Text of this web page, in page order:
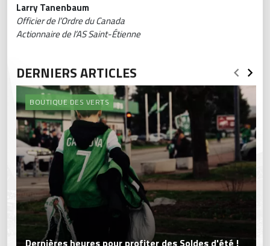
Larry Tanenbaum
Officier de l’Ordre du Canada
Actionnaire de l’AS Saint-Étienne
DERNIERS ARTICLES
BOUTIQUE DES VERTS
Dernières heures pour profiter des Soldes d'été !